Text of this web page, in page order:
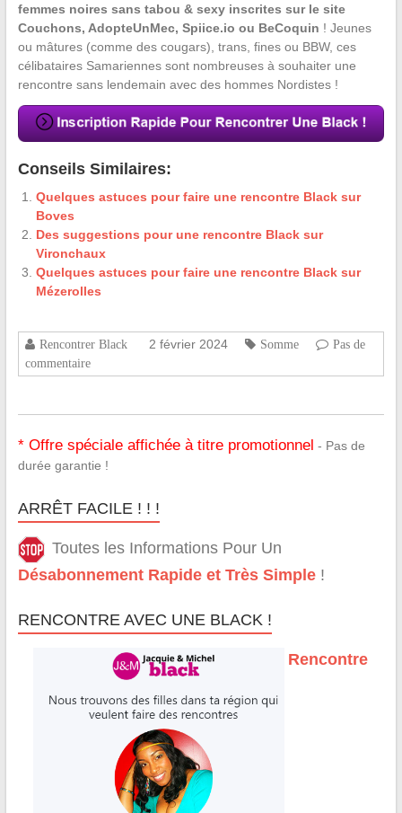
femmes noires sans tabou & sexy inscrites sur le site
Couchons, AdopteUnMec, Spiice.io ou BeCoquin ! Jeunes
ou mâtures (comme des cougars), trans, fines ou BBW, ces
célibataires Samariennes sont nombreuses à souhaiter une
rencontre sans lendemain avec des hommes Nordistes !
Conseils Similaires:
Quelques astuces pour faire une rencontre Black sur
Boves
Des suggestions pour une rencontre Black sur
Vironchaux
Quelques astuces pour faire une rencontre Black sur
Mézerolles
Rencontrer Black 2 février 2024 Somme
Pas de
commentaire
* Offre spéciale affichée à titre promotionnel - Pas de
durée garantie !
ARRÊT FACILE ! ! !
Toutes les Informations Pour Un
Désabonnement Rapide et Très Simple!
RENCONTRE AVEC UNE BLACK !
Rencontre